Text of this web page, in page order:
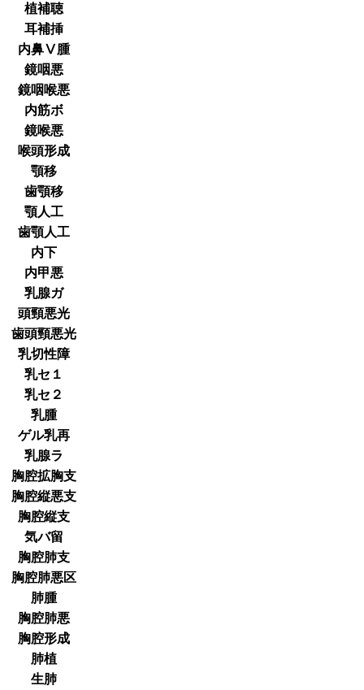
植補聴
耳補挿
内鼻Ⅴ腫
鏡咽悪
鏡咽喉悪
内筋ボ
鏡喉悪
喉頭形成
顎移
歯顎移
顎人工
歯顎人工
内下
内甲悪
乳腺ガ
頭頸悪光
歯頭頸悪光
乳切性障
乳セ１
乳セ２
乳腫
ゲル乳再
乳腺ラ
胸腔拡胸支
胸腔縦悪支
胸腔縦支
気バ留
胸腔肺支
胸腔肺悪区
肺腫
胸腔肺悪
胸腔形成
肺植
生肺